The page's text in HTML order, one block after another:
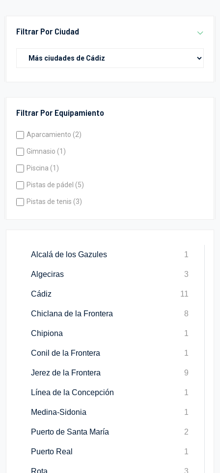
Filtrar Por Ciudad
Filtrar Por Equipamiento
Aparcamiento (2)
Gimnasio (1)
Piscina (1)
Pistas de pádel (5)
Pistas de tenis (3)
Alcalá de los Gazules 1
Algeciras 3
Cádiz 11
Chiclana de la Frontera 8
Chipiona 1
Conil de la Frontera 1
Jerez de la Frontera 9
Línea de la Concepción 1
Medina-Sidonia 1
Puerto de Santa María 2
Puerto Real 1
Rota 3